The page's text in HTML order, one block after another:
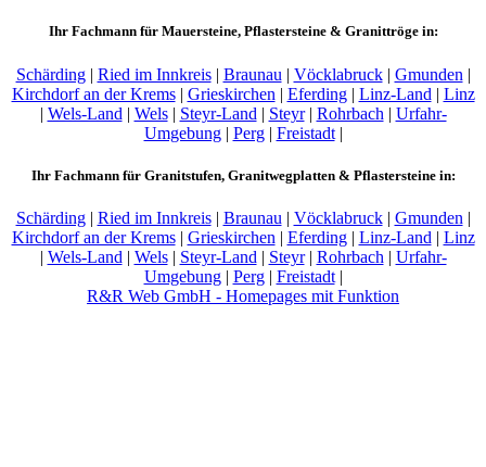
Ihr Fachmann für Mauersteine, Pflastersteine & Granittröge in:
Schärding| Ried im Innkreis| Braunau | Vöcklabruck| Gmunden |
Kirchdorf an der Krems| Grieskirchen | Eferding| Linz-Land | Linz
| Wels-Land | Wels| Steyr-Land | Steyr| Rohrbach | Urfahr-
Umgebung| Perg| Freistadt|
Ihr Fachmann für Granitstufen, Granitwegplatten & Pflastersteine in:
Schärding| Ried im Innkreis| Braunau | Vöcklabruck| Gmunden |
Kirchdorf an der Krems| Grieskirchen | Eferding| Linz-Land | Linz
| Wels-Land | Wels| Steyr-Land | Steyr| Rohrbach | Urfahr-
Umgebung| Perg| Freistadt|
R&R Web GmbH - Homepages mit Funktion